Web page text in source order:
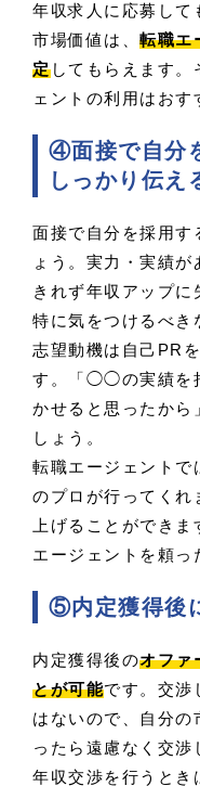
年収求人に応募して
市場価値は、 転職エ
定してもらえます。
ェントの利用はおす
④面接で自分
しっかり伝え
面接で自分を採用す
ょう。実力・実績
きれず年収アップに
特に気をつけるべき
志望動機は自己PR
す。「◯◯の実績を
かせると思ったから
しょう。
転職エージェントで
のプロが行ってくれ
上げることができ
エージェントを頼っ
⑤内定獲得後
内定獲得後のオファ
とが可能です。交渉
はないので、自分の
ったら遠慮なく交渉
年収交渉を行うとき